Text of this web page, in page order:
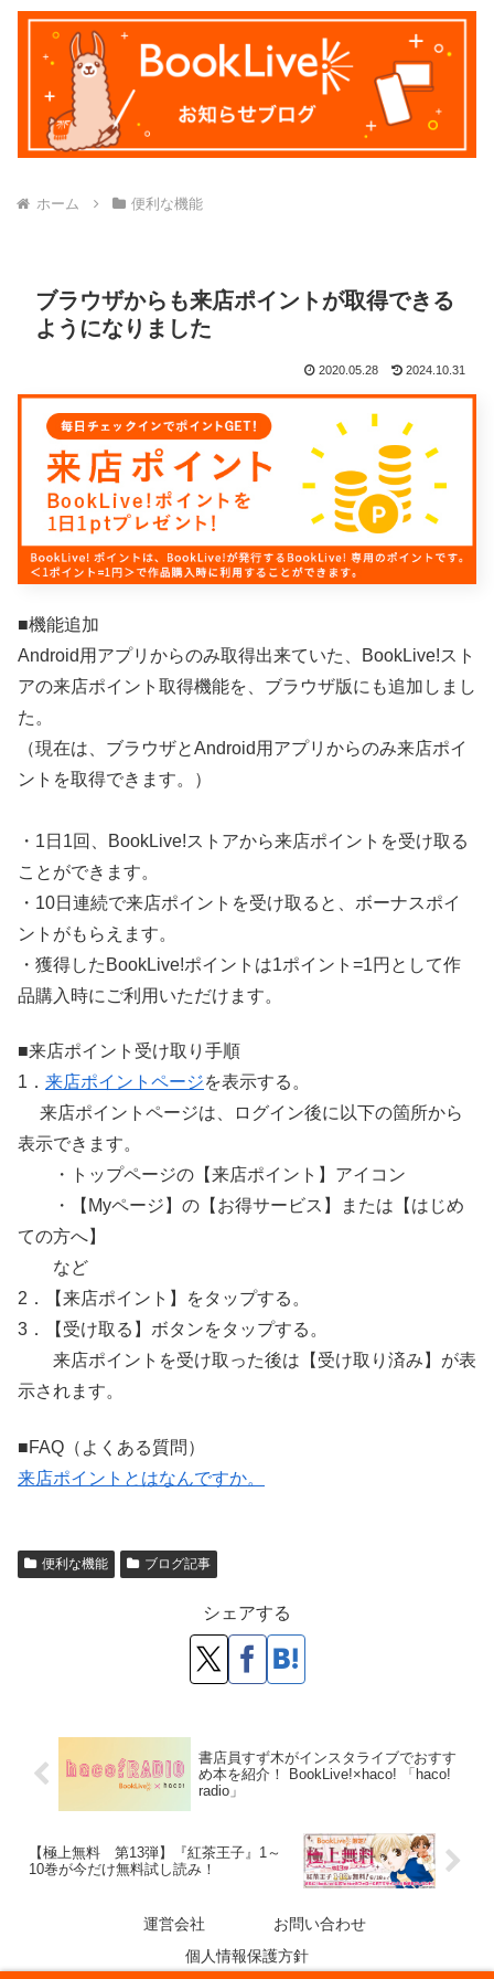
ホーム 便利な機能
ブラウザからも来店ポイントが取得できる
ようになりました
2020.05.28 2024.10.31
■機能追加
Android用アプリからのみ取得出来ていた、BookLive!スト
アの来店ポイント取得機能を、ブラウザ版にも追加しまし
た。
（現在は、ブラウザとAndroid用アプリからのみ来店ポイ
ントを取得できます。）
・1日1回、BookLive!ストアから来店ポイントを受け取る
ことができます。
・10日連続で来店ポイントを受け取ると、ボーナスポイ
ントがもらえます。
・獲得したBookLive!ポイントは1ポイント=1円として作
品購入時にご利用いただけます。
■来店ポイント受け取り手順
1． 来店ポイントページを表示する。
来店ポイントページは、ログイン後に以下の箇所から
表示できます。
・トップページの【来店ポイント】アイコン
・【Myページ】の【お得サービス】または【はじめ
ての方へ】
など
2．【来店ポイント】をタップする。
3．【受け取る】ボタンをタップする。
来店ポイントを受け取った後は【受け取り済み】が表
示されます。
■FAQ（よくある質問）
来店ポイントとはなんですか。
便利な機能 ブログ記事
シェアする
書店員すず木がインスタライブでおすす
め本を紹介！ BookLive!×haco! 「haco!
radio」
【極上無料 第13弾】『紅茶王子』1～
10巻が今だけ無料試し読み！
運営会社
お問い合わせ
個人情報保護方針